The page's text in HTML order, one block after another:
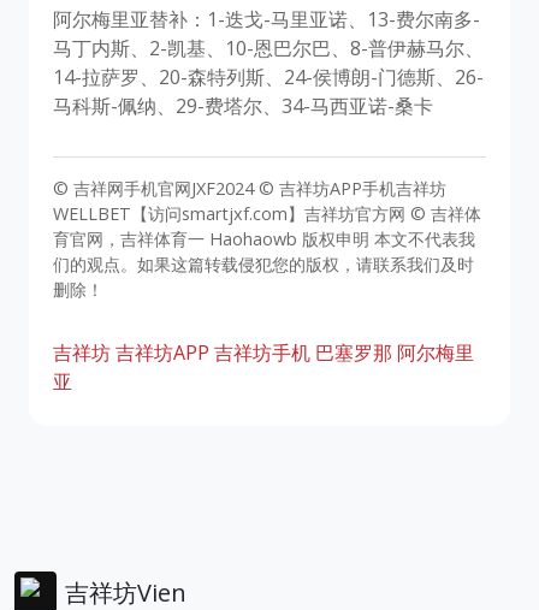
阿尔梅里亚替补：1-迭戈-马里亚诺、13-费尔南多-
马丁内斯、2-凯基、10-恩巴尔巴、8-普伊赫马尔、
14-拉萨罗、20-森特列斯、24-侯博朗-门德斯、26-
马科斯-佩纳、29-费塔尔、34-马西亚诺-桑卡
© 吉祥网手机官网JXF2024 © 吉祥坊APP手机吉祥坊
WELLBET【访问smartjxf.com】吉祥坊官方网 © 吉祥体
育官网，吉祥体育一 Haohaowb 版权申明 本文不代表我
们的观点。如果这篇转载侵犯您的版权，请联系我们及时
删除！
吉祥坊吉祥坊APP 吉祥坊手机 巴塞罗那 阿尔梅里
亚
吉祥坊Vien